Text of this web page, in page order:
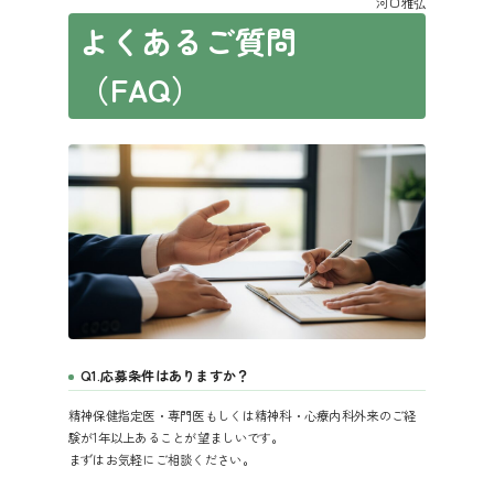
よくあるご質問
（FAQ）
Q1.応募条件はありますか？
精神保健指定医・専門医もしくは精神科・心療内科外来のご経
験が1年以上あることが望ましいです。
まずはお気軽にご相談ください。